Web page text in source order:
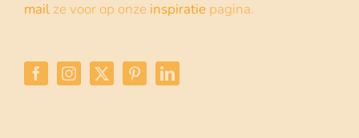
mail ze voor op onze inspiratie pagina.